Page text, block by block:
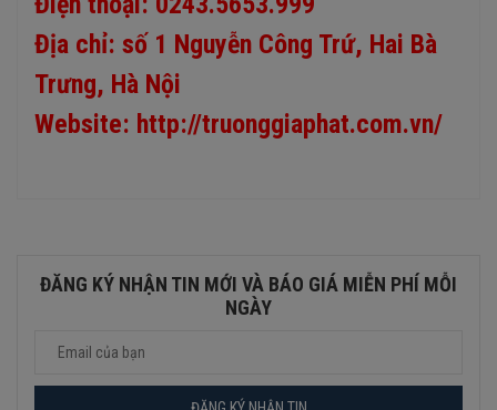
Địa chỉ: số 1 Nguyễn Công Trứ, Hai Bà
Trưng, Hà Nội
Website: http://truonggiaphat.com.vn/
ĐĂNG KÝ NHẬN TIN MỚI VÀ BÁO GIÁ MIỄN PHÍ MỖI
NGÀY